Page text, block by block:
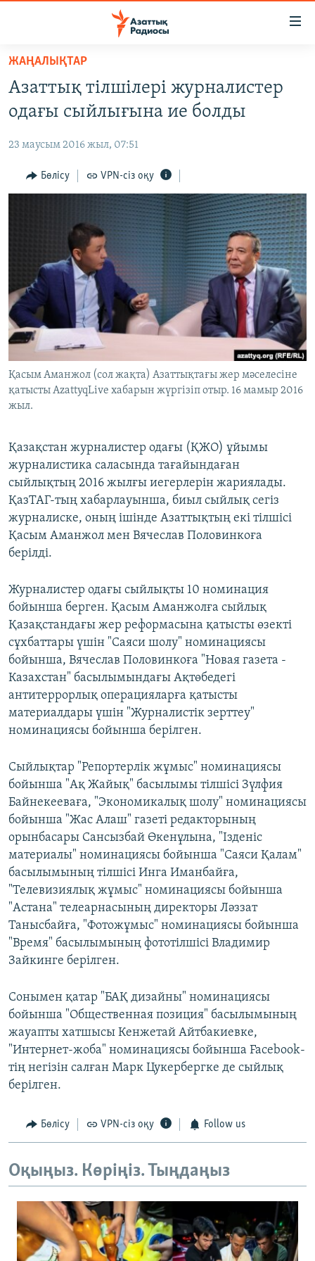
Skip
main
content
to
Navigation
Skip
ҚАҢТАР ОҚИҒАСЫ
АДАМ ҚҰҚЫҚТАРЫ
АРНАЙЫ ЖОБАЛАР
Русский
ЖАЗЫЛЫҢЫЗ
Басқа тілдерде
ЖАҢАЛЫҚТАР
Азаттық тілшілері журналистер
одағы сыйлығына ие болды
23 маусым 2016 жыл, 07:51
Бөлісу VPN-сіз оқу
Қасым Аманжол (сол жақта) Азаттықтағы жер мәселесіне
қатысты AzattyqLive хабарын жүргізіп отыр. 16 мамыр 2016
жыл.
Қазақстан журналистер одағы (ҚЖО) ұйымы
журналистика саласында тағайындаған
сыйлықтың 2016 жылғы иегерлерін жариялады.
ҚазТАГ-тың хабарлауынша, биыл сыйлық сегіз
журналиске, оның ішінде Азаттықтың екі тілшісі
Қасым Аманжол мен Вячеслав Половинкоға
берілді.
Журналистер одағы сыйлықты 10 номинация
бойынша берген. Қасым Аманжолға сыйлық
Қазақстандағы жер реформасына қатысты өзекті
сұхбаттары үшін "Саяси шолу" номинациясы
бойынша, Вячеслав Половинкоға "Новая газета -
Казахстан" басылымындағы Ақтөбедегі
антитеррорлық операцияларға қатысты
материалдары үшін "Журналистік зерттеу"
номинациясы бойынша берілген.
Сыйлықтар "Репортерлік жұмыс" номинациясы
бойынша "Ақ Жайық" басылымы тілшісі Зүлфия
Байнекееваға, "Экономикалық шолу" номинациясы
бойынша "Жас Алаш" газеті редакторының
орынбасары Сансызбай Өкенұлына, "Ізденіс
материалы" номинациясы бойынша "Саяси Қалам"
басылымының тілшісі Инга Иманбайға,
"Телевизиялық жұмыс" номинациясы бойынша
"Астана" телеарнасының директоры Ләззат
Танысбайға, "Фотожұмыс" номинациясы бойынша
"Время" басылымының фототілшісі Владимир
Зайкинге берілген.
Сонымен қатар "БАҚ дизайны" номинациясы
бойынша "Общественная позиция" басылымының
жауапты хатшысы Кенжетай Айтбакиевке,
"Интернет-жоба" номинациясы бойынша Facebook-
тің негізін салған Марк Цукербергке де сыйлық
берілген.
Бөлісу VPN-сіз оқу Follow us
Оқыңыз. Көріңіз. Тыңдаңыз